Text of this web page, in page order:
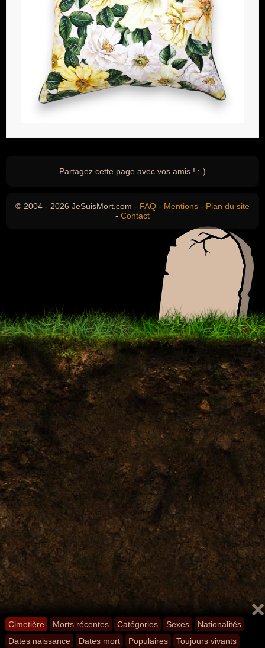
Cimetière Morts récentes Catégories Sexes
Nationalités
Dates naissance
Dates mort Populaires Toujours vivants
Partagez cette page avec vos amis ! ;-)
© 2004 - 2026 JeSuisMort.com - FAQ - Mentions - Plan du site
- Contact